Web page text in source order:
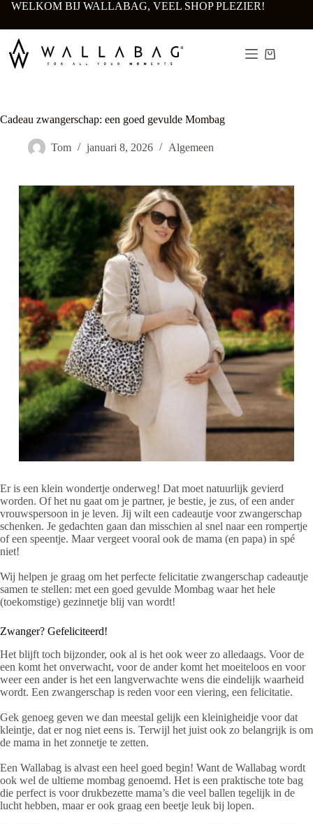
Ga
de
inhoud
WELKOM BIJ WALLABAG, VEEL SHOP PLEZIER!
Cadeau zwangerschap: een goed gevulde Mombag
Tom januari 8, 2026 Algemeen
Er is een klein wondertje onderweg! Dat moet natuurlijk gevierd
worden. Of het nu gaat om je partner, je bestie, je zus, of een ander
vrouwspersoon in je leven. Jij wilt een cadeautje voor zwangerschap
schenken. Je gedachten gaan dan misschien al snel naar een rompertje
of een speentje. Maar vergeet vooral ook de mama (en papa) in spé
niet!
Wij helpen je graag om het perfecte felicitatie zwangerschap cadeautje
samen te stellen: met een goed gevulde Mombag waar het hele
(toekomstige) gezinnetje blij van wordt!
Zwanger? Gefeliciteerd!
Het blijft toch bijzonder, ook al is het ook weer zo alledaags. Voor de
een komt het onverwacht, voor de ander komt het moeiteloos en voor
weer een ander is het een langverwachte wens die eindelijk waarheid
wordt. Een zwangerschap is reden voor een viering, een felicitatie.
Gek genoeg geven we dan meestal gelijk een kleinigheidje voor dat
kleintje, dat er nog niet eens is. Terwijl het juist ook zo belangrijk is om
de mama in het zonnetje te zetten.
Een Wallabag is alvast een heel goed begin! Want de Wallabag wordt
ook wel de ultieme mombag genoemd. Het is een praktische tote bag
die perfect is voor drukbezette mama’s die veel ballen tegelijk in de
lucht hebben, maar er ook graag een beetje leuk bij lopen.